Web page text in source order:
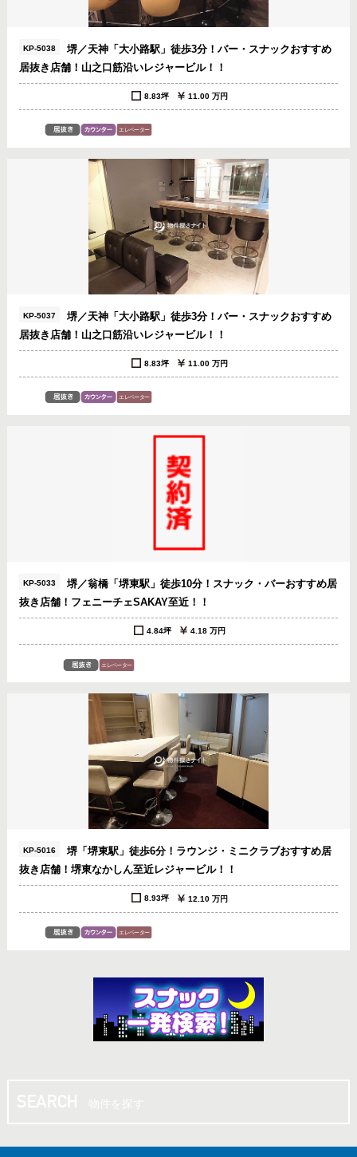
KP-5038
堺／天神「大小路駅」徒歩3分！バー・スナックおすすめ
居抜き店舗！山之口筋沿いレジャービル！！
8.83坪 11.00 万円
KP-5037
堺／天神「大小路駅」徒歩3分！バー・スナックおすすめ
居抜き店舗！山之口筋沿いレジャービル！！
8.83坪 11.00 万円
KP-5033
堺／翁橋「堺東駅」徒歩10分！スナック・バーおすすめ居
抜き店舗！フェニーチェSAKAY至近！！
4.84坪 4.18 万円
KP-5016
堺「堺東駅」徒歩6分！ラウンジ・ミニクラブおすすめ居
抜き店舗！堺東なかしん至近レジャービル！！
8.93坪 12.10 万円